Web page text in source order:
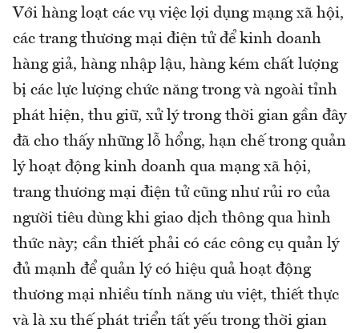
Với hàng loạt các vụ việc lợi dụng mạng xã hội,
các trang thương mại điện tử để kinh doanh
hàng giả, hàng nhập lậu, hàng kém chất lượng
bị các lực lượng chức năng trong và ngoài tỉnh
phát hiện, thu giữ, xử lý trong thời gian gần đây
đã cho thấy những lỗ hổng, hạn chế trong quản
lý hoạt động kinh doanh qua mạng xã hội,
trang thương mại điện tử cũng như rủi ro của
người tiêu dùng khi giao dịch thông qua hình
thức này; cần thiết phải có các công cụ quản lý
đủ mạnh để quản lý có hiệu quả hoạt động
thương mại nhiều tính năng ưu việt, thiết thực
và là xu thế phát triển tất yếu trong thời gian